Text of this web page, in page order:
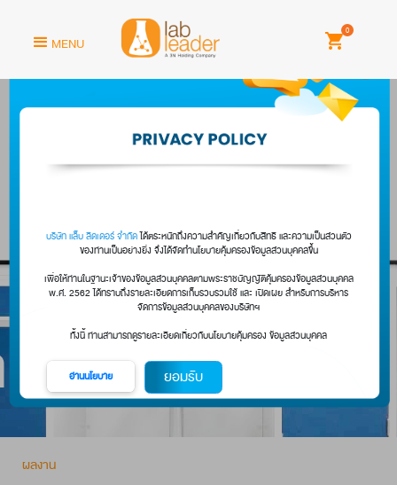
MENU
0
ผลงาน
บริษัท แล็บ ลีดเดอร์ จำกัดได้ตระหนักถึงความสำคัญเกี่ยวกับสิทธิ และความ
ของท่านเป็นอย่างยิ่ง จึงได้จัดทำนโยบายคุ้มครองข้อมูลส่วนบุคคลขึ้น
พ.ศ. 2562 ได้ทราบถึงรายละเอียดการเก็บรวบรวมใช้ และ เปิดเผย สำหรับ
จัดการข้อมูลส่วนบุคคลของบริษัทฯ
ทั้งนี้ ท่านสามารถดูรายละเอียดเกี่ยวกับนโยบายคุ้มครอง ข้อมูลส่วนบุ